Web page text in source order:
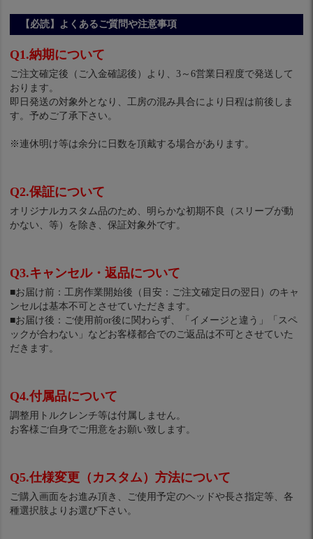
【必読】よくあるご質問や注意事項
Q1.納期について
ご注文確定後（ご入金確認後）より、3～6営業日程度で発送して
おります。
即日発送の対象外となり、工房の混み具合により日程は前後しま
す。予めご了承下さい。
※連休明け等は余分に日数を頂戴する場合があります。
Q2.保証について
オリジナルカスタム品のため、明らかな初期不良（スリーブが動
かない、等）を除き、保証対象外です。
Q3.キャンセル・返品について
■お届け前：工房作業開始後（目安：ご注文確定日の翌日）のキャ
ンセルは基本不可とさせていただきます。
■お届け後：ご使用前or後に関わらず、「イメージと違う」「スペ
ックが合わない」などお客様都合でのご返品は不可とさせていた
だきます。
Q4.付属品について
調整用トルクレンチ等は付属しません。
お客様ご自身でご用意をお願い致します。
Q5.仕様変更（カスタム）方法について
ご購入画面をお進み頂き、ご使用予定のヘッドや長さ指定等、各
種選択肢よりお選び下さい。